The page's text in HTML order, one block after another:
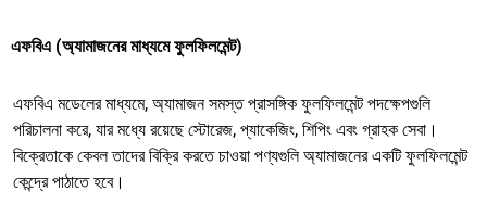
এফবিএ (অ্যামাজনের মাধ্যমে ফুলফিলমেন্ট)
এফবিএ মডেলের মাধ্যমে, অ্যামাজন সমস্ত প্রাসঙ্গিক ফুলফিলমেন্ট পদক্ষেপগুলি
পরিচালনা করে, যার মধ্যে রয়েছে স্টোরেজ, প্যাকেজিং, শিপিং এবং গ্রাহক সেবা।
বিক্রেতাকে কেবল তাদের বিক্রি করতে চাওয়া পণ্যগুলি অ্যামাজনের একটি ফুলফিলমেন্ট
কেন্দ্রে পাঠাতে হবে।